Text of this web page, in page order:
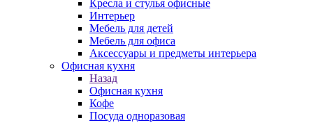
Кресла и стулья офисные
Интерьер
Мебель для детей
Мебель для офиса
Аксессуары и предметы интерьера
Офисная кухня
Назад
Офисная кухня
Кофе
Посуда одноразовая